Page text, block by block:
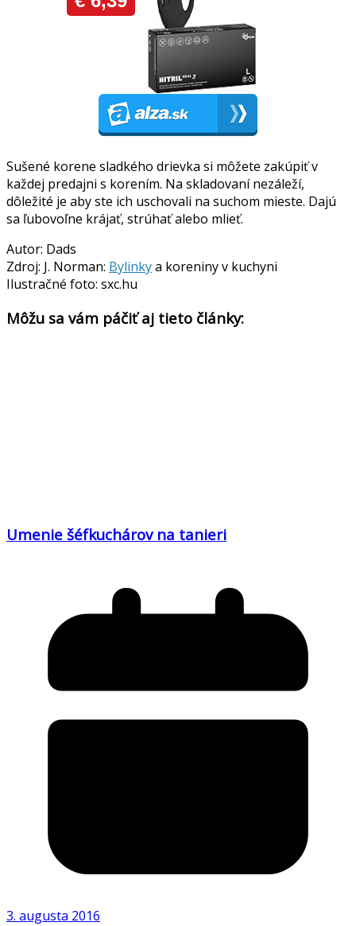
Sušené korene sladkého drievka si môžete zakúpiť v
každej predajni s korením. Na skladovaní nezáleží,
dôležité je aby ste ich uschovali na suchom mieste. Dajú
sa ľubovoľne krájať, strúhať alebo mlieť.
Autor: Dads
Zdroj: J. Norman: Bylinkya koreniny v kuchyni
Ilustračné foto: sxc.hu
Môžu sa vám páčiť aj tieto články:
Umenie šéfkuchárov na tanieri
3. augusta 2016